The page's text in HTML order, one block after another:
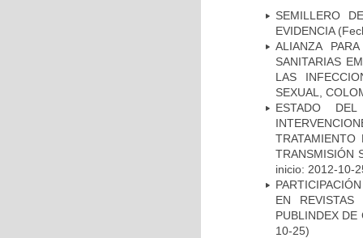
SEMILLERO
EVIDENCIA
ALIANZA
SANITARIAS
LAS
SEXUAL,
ESTADO
TRANSMISIÓN
inicio: 2012-10-
EN REVISTAS
PUBLINDEX
10-25)